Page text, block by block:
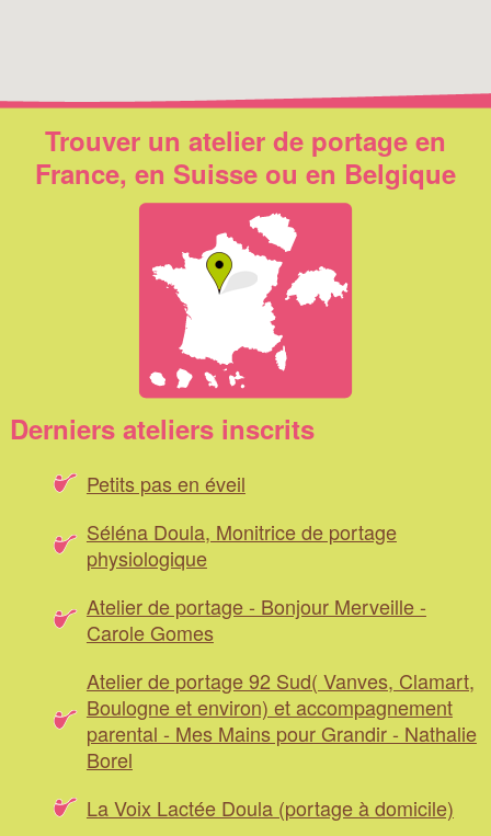
Trouver un atelier de portage en
France, en Suisse ou en Belgique
Derniers ateliers inscrits
Petits pas en éveil
Séléna Doula, Monitrice de portage
physiologique
Atelier de portage - Bonjour Merveille -
Carole Gomes
Atelier de portage 92 Sud( Vanves, Clamart,
Boulogne et environ) et accompagnement
parental - Mes Mains pour Grandir - Nathalie
Borel
La Voix Lactée Doula (portage à domicile)